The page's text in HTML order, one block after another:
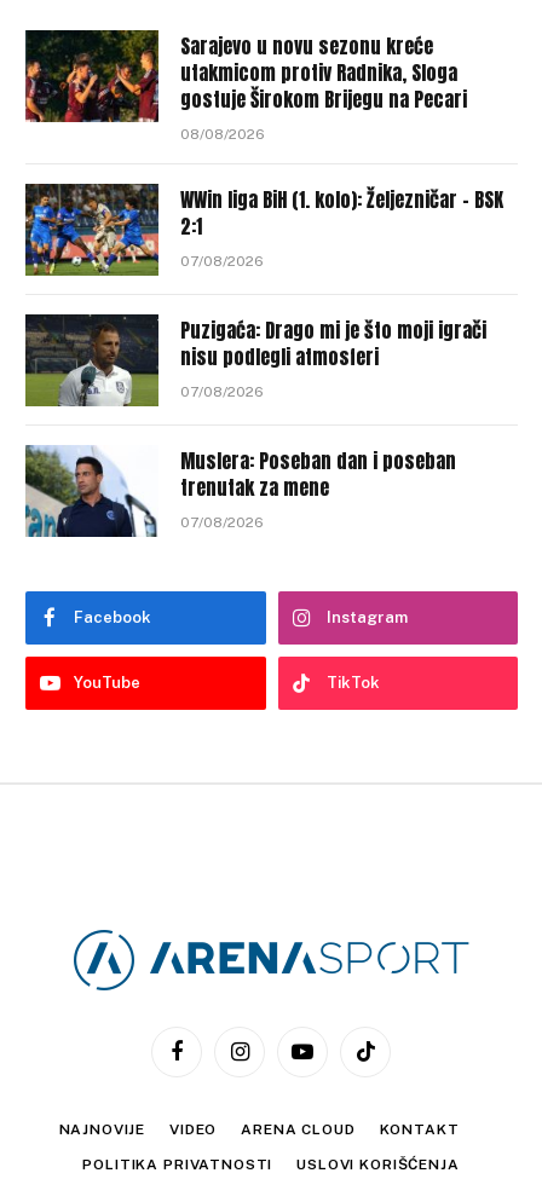
Sarajevo u novu sezonu kreće
utakmicom protiv Radnika, Sloga
gostuje Širokom Brijegu na Pecari
08/08/2026
WWin liga BiH (1. kolo): Željezničar – BSK
2:1
07/08/2026
Puzigaća: Drago mi je što moji igrači
nisu podlegli atmosferi
07/08/2026
Muslera: Poseban dan i poseban
trenutak za mene
07/08/2026
Facebook Instagram
YouTube TikTok
FacebookInstagramYouTubeTikTok
NAJNOVIJE VIDEO ARENA CLOUD KONTAKT
POLITIKA PRIVATNOSTI USLOVI KORIŠĆENJA